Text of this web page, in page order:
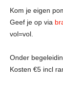
Kom je eigen
Geef je op via
vol=vol.
Onder
Kosten €5 incl